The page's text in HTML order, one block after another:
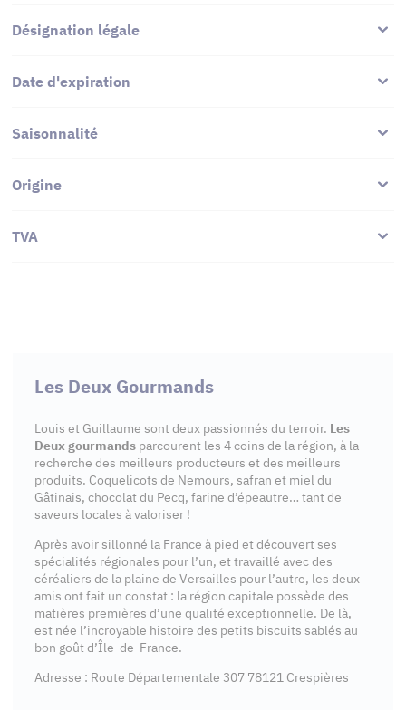
Désignation légale
Date d'expiration
Saisonnalité
Origine
TVA
Les Deux Gourmands
Louis et Guillaume sont deux passionnés du terroir. Les
Deux gourmands parcourent les 4 coins de la région, à la
recherche des meilleurs producteurs et des meilleurs
produits. Coquelicots de Nemours, safran et miel du
Gâtinais, chocolat du Pecq, farine d’épeautre… tant de
saveurs locales à valoriser !
Après avoir sillonné la France à pied et découvert ses
spécialités régionales pour l’un, et travaillé avec des
céréaliers de la plaine de Versailles pour l’autre, les deux
amis ont fait un constat : la région capitale possède des
matières premières d’une qualité exceptionnelle. De là,
est née l’incroyable histoire des petits biscuits sablés au
bon goût d’Île-de-France.
Adresse : Route Départementale 307 78121 Crespières